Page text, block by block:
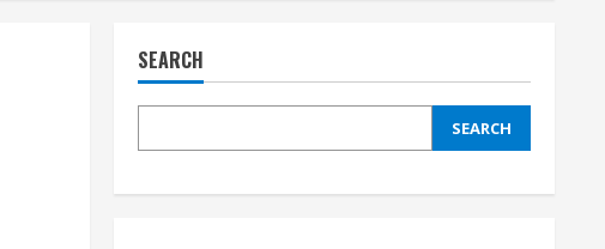
SEARCH
SEARCH